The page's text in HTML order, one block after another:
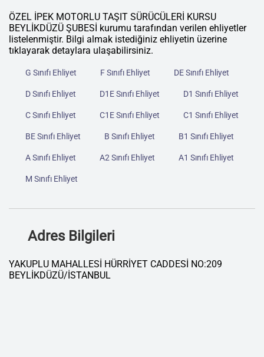
ÖZEL İPEK MOTORLU TAŞIT SÜRÜCÜLERİ KURSU
BEYLİKDÜZÜ ŞUBESİ kurumu tarafından verilen ehliyetler
listelenmiştir. Bilgi almak istediğiniz ehliyetin üzerine
tıklayarak detaylara ulaşabilirsiniz.
G Sınıfı Ehliyet F Sınıfı Ehliyet DE Sınıfı Ehliyet
D Sınıfı Ehliyet D1E Sınıfı Ehliyet D1 Sınıfı Ehliyet
C Sınıfı Ehliyet C1E Sınıfı Ehliyet C1 Sınıfı Ehliyet
BE Sınıfı Ehliyet B Sınıfı Ehliyet B1 Sınıfı Ehliyet
A Sınıfı Ehliyet A2 Sınıfı Ehliyet A1 Sınıfı Ehliyet
M Sınıfı Ehliyet
Adres Bilgileri
YAKUPLU MAHALLESİ HÜRRİYET CADDESİ NO:209
BEYLİKDÜZÜ/İSTANBUL